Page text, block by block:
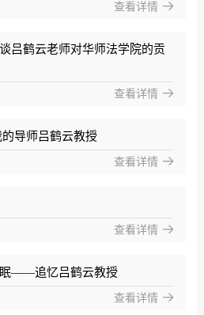
查看详情
鹤云老师对华师法学院的贡
查看详情
导师吕鹤云教授
查看详情
查看详情
眠——追忆吕鹤云教授
查看详情